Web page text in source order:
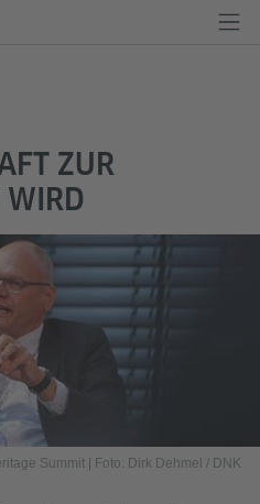
ZUR
WIRD
Summit Foto: Dirk Dehmel / DNK